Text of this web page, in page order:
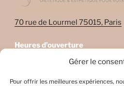
Gérer le
Pour offrir les meilleures expériences,
70 rue de Lourmel 75015, Paris
Heures d’ouverture
Lundi: 08:45–22:00
Mercredi: Fermé